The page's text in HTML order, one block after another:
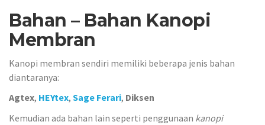
Bahan – Bahan Kanopi
Membran
Kanopi membran sendiri memiliki beberapa jenis bahan
diantaranya:
Agtex, HEYtex, Sage Ferari, Diksen
Kemudian ada bahan lain seperti penggunaan kanopi